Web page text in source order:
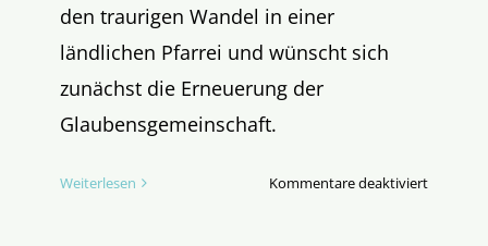
den traurigen Wandel in einer
ländlichen Pfarrei und wünscht sich
zunächst die Erneuerung der
Glaubensgemeinschaft.
Weiterlesen Kommentare deaktiviertfür